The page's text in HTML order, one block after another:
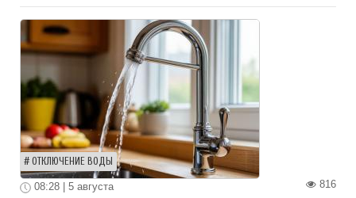
ОТКЛЮЧЕНИЕ ВОДЫ
816
08:28 | 5 августа